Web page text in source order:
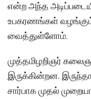
என்ற அந்த
உபகரணங்கள்
வைத்துள்ளோம்.
முத்தமிழறிஞர்
இருக்கின்றன.
சார்பாக முதல்